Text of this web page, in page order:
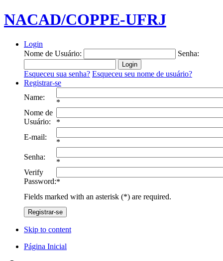
NACAD/COPPE-UFRJ
Login
Nome de Usuário:
Senha:
Esqueceu sua senha? Esqueceu seu nome de usuário?
Registrar-se
Name:
*
Nome de
Usuário:
*
E-mail:
*
Senha:
*
Verify
Password:*
Fields marked with an asterisk (*) are required.
Registrar-se
Skip to content
Página Inicial